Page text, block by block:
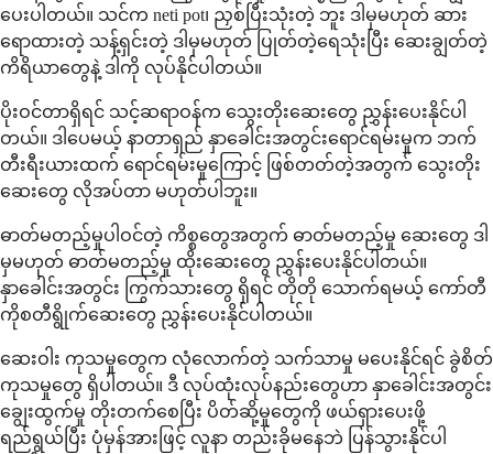
ပေးပါတယ်။ သင်က neti pot၊ ညှစ်ပြီးသုံးတဲ့ ဘူး ဒါမှမဟုတ် ဆား
ရောထားတဲ့ သန့်ရှင်းတဲ့ ဒါမှမဟုတ် ပြုတ်တဲ့ရေသုံးပြီး ဆေးချွတ်တဲ့
ကိရိယာတွေနဲ့ ဒါကို လုပ်နိုင်ပါတယ်။
ပိုးဝင်တာရှိရင် သင့်ဆရာဝန်က သွေးတိုးဆေးတွေ ညွှန်းပေးနိုင်ပါ
တယ်။ ဒါပေမယ့် နာတာရှည် နှာခေါင်းအတွင်းရောင်ရမ်းမှုက ဘက်
တီးရီးယားထက် ရောင်ရမ်းမှုကြောင့် ဖြစ်တတ်တဲ့အတွက် သွေးတိုး
ဆေးတွေ လိုအပ်တာ မဟုတ်ပါဘူး။
ဓာတ်မတည့်မှုပါဝင်တဲ့ ကိစ္စတွေအတွက် ဓာတ်မတည့်မှု ဆေးတွေ ဒါ
မှမဟုတ် ဓာတ်မတည့်မှု ထိုးဆေးတွေ ညွှန်းပေးနိုင်ပါတယ်။
နှာခေါင်းအတွင်း ကြွက်သားတွေ ရှိရင် တိုတို သောက်ရမယ့် ကော်တီ
ကိုစတီရွိုက်ဆေးတွေ ညွှန်းပေးနိုင်ပါတယ်။
ဆေးဝါး ကုသမှုတွေက လုံလောက်တဲ့ သက်သာမှု မပေးနိုင်ရင် ခွဲစိတ်
ကုသမှုတွေ ရှိပါတယ်။ ဒီ လုပ်ထုံးလုပ်နည်းတွေဟာ နှာခေါင်းအတွင်း
ချွေးထွက်မှု တိုးတက်စေပြီး ပိတ်ဆို့မှုတွေကို ဖယ်ရှားပေးဖို့
ရည်ရွယ်ပြီး ပုံမှန်အားဖြင့် လူနာ တည်းခိုမနေဘဲ ပြန်သွားနိုင်ပါ